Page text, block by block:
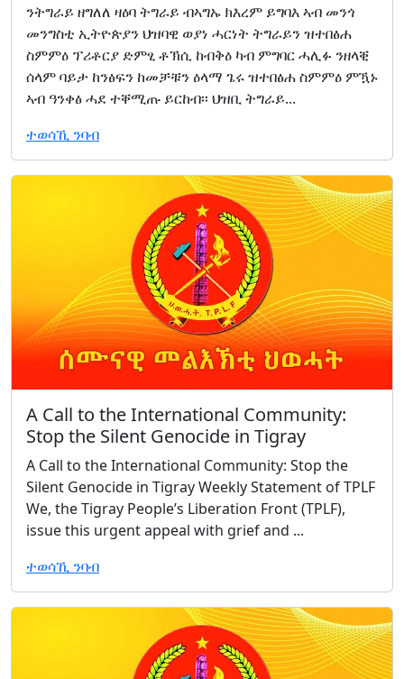
ንትግራይ ዘግለለ ዛዕባ ትግራይ ብኣግኡ ክእረም ይግባእ ኣብ መንጎ
መንግስቲ ኢትዮጵያን ህዝባዊ ወያነ ሓርነት ትግራይን ዝተበፅሐ
ስምምዕ ፕሪቶርያ ድምፂ ቶኽሲ ከብቅዕ ካብ ምግባር ሓሊፉ ንዘላቒ
ሰላም ባይታ ከንፅፍን ከመቻቹን ዕላማ ጌሩ ዝተበፅሐ ስምምዕ ምዃኑ
ኣብ ዓንቀፅ ሓደ ተቐሚጡ ይርከብ፡፡ ህዝቢ ትግራይ...
ተወሳኺ ንባብ
A Call to the International Community:
Stop the Silent Genocide in Tigray
A Call to the International Community: Stop the
Silent Genocide in Tigray Weekly Statement of TPLF
We, the Tigray People’s Liberation Front (TPLF),
issue this urgent appeal with grief and ...
ተወሳኺ ንባብ